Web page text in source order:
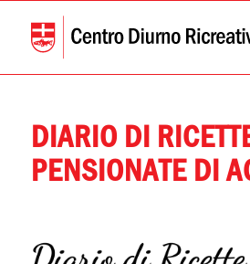
DIARIO DI
PENSIONATE DI